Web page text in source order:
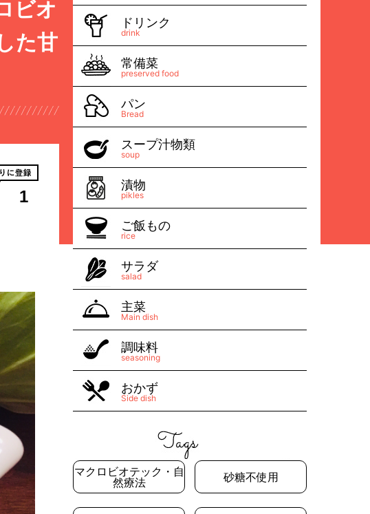
ビオ
た甘
1
ドリンク
drink
常備菜
preserved food
パン
Bread
スープ汁物類
soup
漬物
pikles
ご飯もの
rice
サラダ
salad
主菜
Main dish
調味料
seasoning
おかず
Side dish
マクロビオテック・自
然療法
砂糖不使用